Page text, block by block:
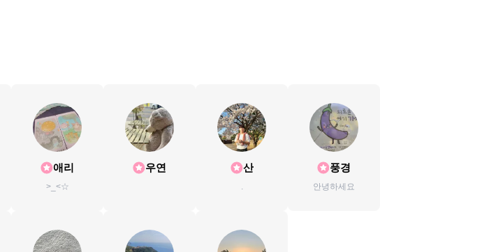
애리
>_<☆
우연 산
.
풍경
안녕하세요